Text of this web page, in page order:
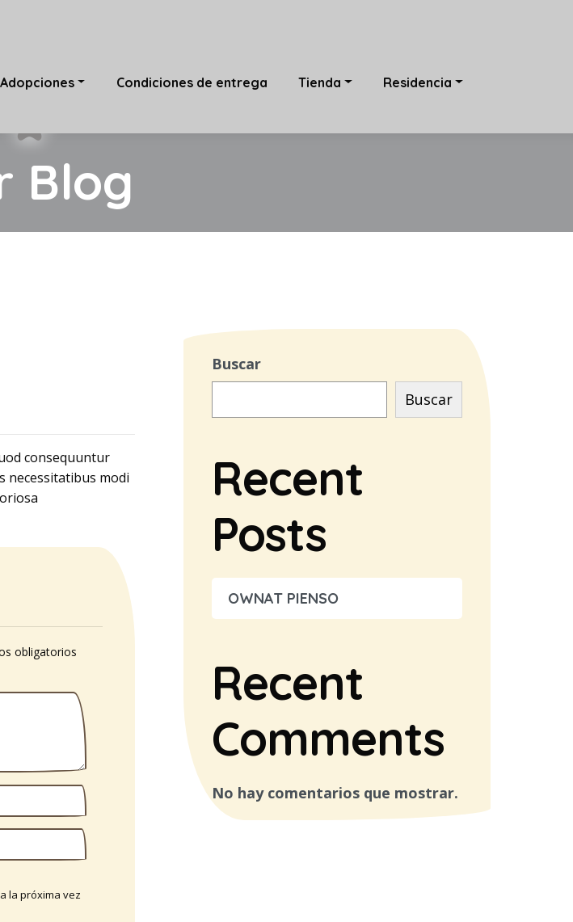
Adopciones Condiciones de entrega Tienda Residencia
Blog
consequuntur
necessitatibus modi
obligatorios
la próxima vez
Buscar
Buscar
Recent
Posts
OWNAT PIENSO
Recent
Comments
No hay comentarios que mostrar.